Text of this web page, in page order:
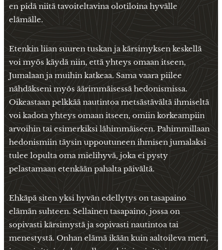
en pidä niitä tavoiteltavina olotiloina hyvälle
elämälle.
Etenkin liian suuren tuskan ja kärsimyksen keskellä
voi myös käydä niin, että yhteys omaan itseen,
Jumalaan ja muihin katkeaa. Sama vaara piilee
nähdäkseni myös äärimmäisessä hedonismissa.
Oikeastaan pelkkää nautintoa metsästävältä ihmiseltä
voi kadota yhteys omaan itseen, omiin korkeampiin
arvoihin tai esimerkiksi lähimmäiseen. Pahimmillaan
hedonismiin täysin uppoutuneen ihmisen jumalaksi
tulee lopulta oma mielihyvä, joka ei pysty
pelastamaan etenkään pahalta päivältä.
Ehkäpä siten yksi hyvän edellytys on tasapaino
elämän suhteen. Sellainen tasapaino, jossa on
sopivasti kärsimystä ja sopivasti nautintoa tai
menestystä. Onhan elämä ikään kuin aaltoileva meri,